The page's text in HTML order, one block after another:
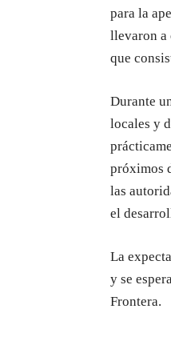
para la
llevaron a
que
Durante
locales y
próximos
las
el
La
y se
Frontera.